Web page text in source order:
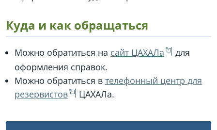
Куда и как обращаться
Можно обратиться на сайт ЦАХАЛа
для
оформления справок.
Можно обратиться в телефонный центр для
резервистов
ЦАХАЛа.